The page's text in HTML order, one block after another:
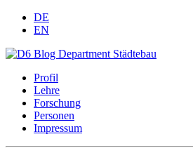
DE
EN
Profil
Lehre
Forschung
Personen
Impressum